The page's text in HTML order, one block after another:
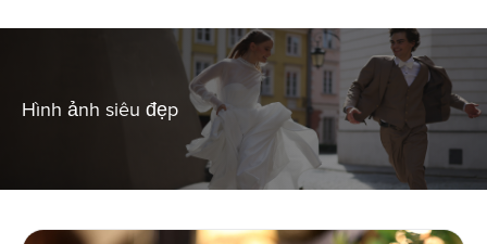
Hình ảnh siêu đẹp